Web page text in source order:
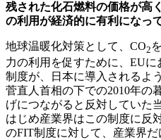
残された化石燃料の価格が高
の利用が経済的に有利になっ
地球温暖化対策として、CO2
力の利用を促すために、EU
制度が、日本に導入されるよ
菅直人首相の下での2010年の
げにつながると反対していた
はじめ産業界はこの制度に反
のFIT制度に対して、産業界